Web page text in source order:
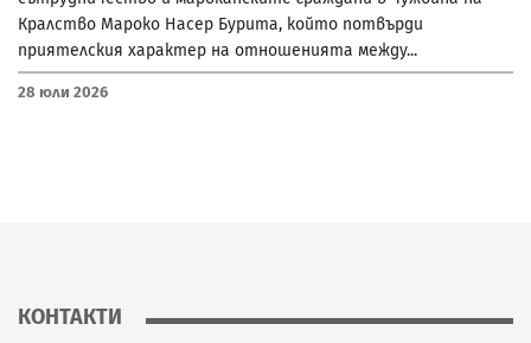
Кралство Мароко Насер Бурита, който потвърди
приятелския характер на отношенията между...
28 Юли 2026
КОНТАКТИ